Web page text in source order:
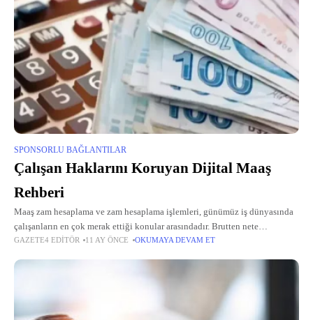
SPONSORLU BAĞLANTILAR
Çalışan Haklarını Koruyan Dijital Maaş
Rehberi
Maaş zam hesaplama ve zam hesaplama işlemleri, günümüz iş dünyasında
çalışanların en çok merak ettiği konular arasındadır. Brutten nete
hesaplamaları ile mesai ücreti hesaplama araçları, yasal hakları netleştirmek
GAZETE4 EDITÖR 11 AY ÖNCE OKUMAYA DEVAM ET